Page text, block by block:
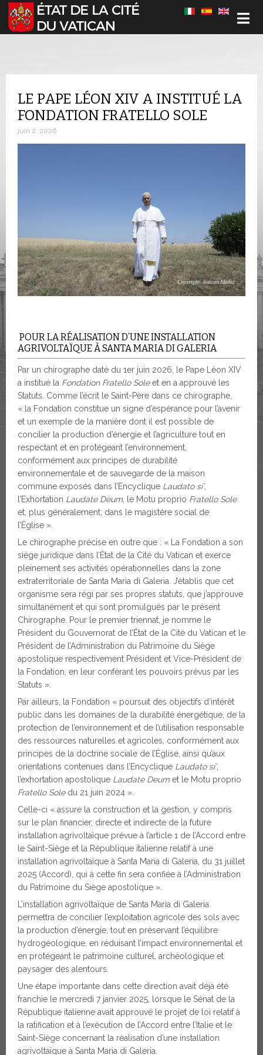
Sélectionnez votre langue
LE PAPE LÉON XIV A INSTITUÉ LA
FONDATION FRATELLO SOLE
juin 2, 2026
POUR LA RÉALISATION D’UNE INSTALLATION
AGRIVOLTAÏQUE À SANTA MARIA DI GALERIA
Par un chirographe daté du 1er juin 2026, le Pape Léon XIV
a institué la Fondation Fratello Soleet en a approuvé les
Statuts. Comme l’écrit le Saint-Père dans ce chirographe,
« la Fondation constitue un signe d’espérance pour l’avenir
et un exemple de la manière dont il est possible de
concilier la production d’énergie et l’agriculture tout en
respectant et en protégeant l’environnement,
conformément aux principes de durabilité
environnementale et de sauvegarde de la maison
commune exposés dans l’Encyclique Laudato si’,
l’Exhortation Laudate Deum , le Motu proprio Fratello Sole
et, plus généralement, dans le magistère social de
l’Église ».
Le chirographe précise en outre que : « La Fondation a son
siège juridique dans l’État de la Cité du Vatican et exerce
pleinement ses activités opérationnelles dans la zone
extraterritoriale de Santa Maria di Galeria. J’établis que cet
organisme sera régi par ses propres statuts, que j’approuve
simultanément et qui sont promulgués par le présent
Chirographe. Pour le premier triennat, je nomme le
Président du Gouvernorat de l’État de la Cité du Vatican et le
Président de l’Administration du Patrimoine du Siège
apostolique respectivement Président et Vice-Président de
la Fondation, en leur conférant les pouvoirs prévus par les
Statuts ».
Par ailleurs, la Fondation « poursuit des objectifs d’intérêt
public dans les domaines de la durabilité énergétique, de la
protection de l’environnement et de l’utilisation responsable
des ressources naturelles et agricoles, conformément aux
principes de la doctrine sociale de l’Église, ainsi qu’aux
orientations contenues dans l’Encyclique Laudato si’,
l’exhortation apostolique Laudate Deum et le Motu proprio
Fratello Soledu 21 juin 2024 ».
Celle-ci « assure la construction et la gestion, y compris
sur le plan financier, directe et indirecte de la future
installation agrivoltaïque prévue à l’article 1 de l’Accord entre
le Saint-Siège et la République italienne relatif à une
installation agrivoltaïque à Santa Maria di Galeria, du 31 juillet
2025 (Accord), qui à cette fin sera confiée à l’Administration
du Patrimoine du Siège apostolique ».
L’installation agrivoltaïque de Santa Maria di Galeria
permettra de concilier l’exploitation agricole des sols avec
la production d’énergie, tout en préservant l’équilibre
hydrogéologique, en réduisant l’impact environnemental et
en protégeant le patrimoine culturel, archéologique et
paysager des alentours.
Une étape importante dans cette direction avait déjà été
franchie le mercredi 7 janvier 2025, lorsque le Sénat de la
République italienne avait approuvé le projet de loi relatif à
la ratification et à l’exécution de l’Accord entre l’Italie et le
Saint-Siège concernant la réalisation d’une installation
agrivoltaïque à Santa Maria di Galeria.